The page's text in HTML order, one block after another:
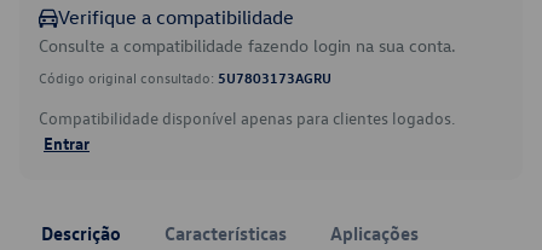
Verifique a compatibilidade
Consulte a compatibilidade fazendo login na sua conta.
Código original consultado: 5U7803173AGRU
Compatibilidade disponível apenas para clientes logados.
Entrar
Descrição Características Aplicações